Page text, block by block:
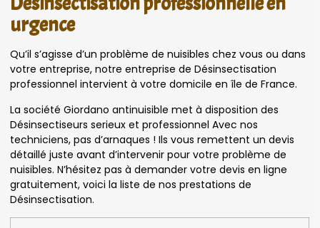
urgence
Qu’il s’agisse d’un problème de nuisibles chez vous ou dans
votre entreprise, notre entreprise de Désinsectisation
professionnel intervient à votre domicile en île de France.
La société Giordano antinuisible met à disposition des
Désinsectiseurs serieux et professionnel Avec nos
techniciens, pas d’arnaques ! Ils vous remettent un devis
détaillé juste avant d’intervenir pour votre problème de
nuisibles. N’hésitez pas à demander votre devis en ligne
gratuitement, voici la liste de nos prestations de
Désinsectisation.